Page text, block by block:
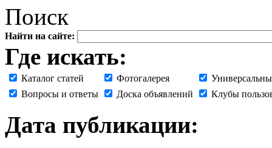
Поиск
Найти на сайте:
Где искать:
Каталог статей Фотогалерея
Вопросы и ответы
Доска объявлений Клубы
Дата публикации: